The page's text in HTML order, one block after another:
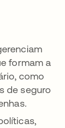
formam a
como
de seguro